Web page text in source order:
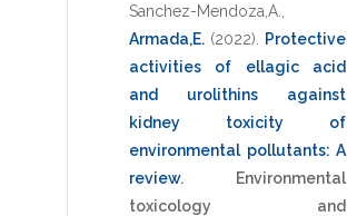
Sanchez-Mendoza,A.
Armada,E. (2022)
Protective
activities of ellagic acid
and urolithins against
kidney toxicity of
environmental pollutants: A
review.
Environmental
toxicology and